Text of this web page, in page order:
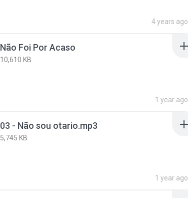
4 years ago
Não Foi Por Acaso
10,610 KB
1 year ago
03 - Não sou otario.mp3
5,745 KB
1 year ago